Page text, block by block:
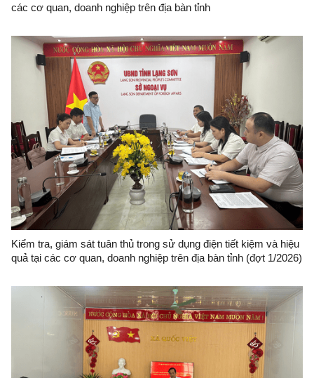
các cơ quan, doanh nghiệp trên địa bàn tỉnh
Kiểm tra, giám sát tuân thủ trong sử dụng điện tiết kiệm và hiệu
quả tại các cơ quan, doanh nghiệp trên địa bàn tỉnh (đợt 1/2026)